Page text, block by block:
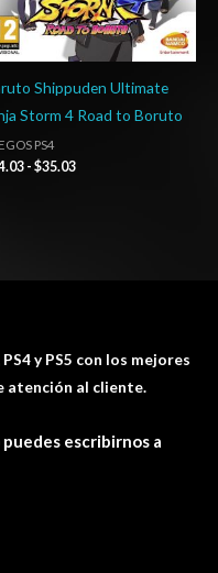
Shippuden Ultimate
Storm 4 Road to Boruto
PS4
- $35.03
y PS5 con los mejores
atención al cliente.
escribirnos a